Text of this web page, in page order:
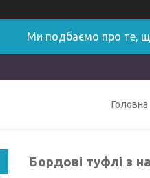
Ми подбаємо про те,
Головна
Бордові туфлі з